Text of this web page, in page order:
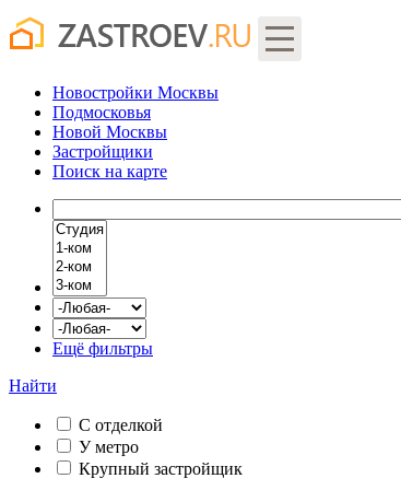
Новостройки Москвы
Подмосковья
Новой Москвы
Застройщики
Поиск на карте
Ещё фильтры
Найти
С отделкой
У метро
Крупный застройщик